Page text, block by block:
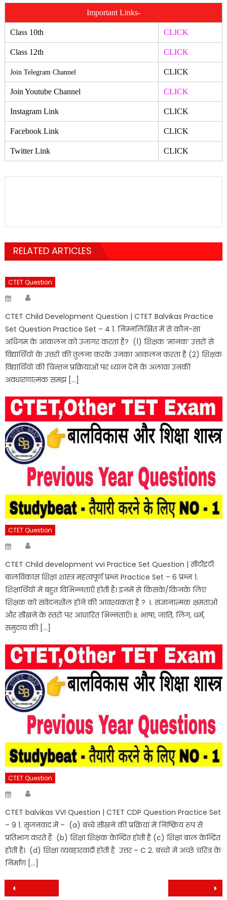
Important Links-
Class 10th CLICK
Class 12th CLICK
Join Telegram Channel CLICK
Join Youtube Channel CLICK
Instagram Link CLICK
Facebook Link CLICK
Twitter Link CLICK
RELATED ARTICLES
CTET Question
Posted
CTET Child Development Question | CTET Balvikas Practice
Set Question Practice Set – 4 1. निम्नलिखित में से कौन-सा
अधिगम के आकलन को उजागर करता है? (1) शिक्षक ‘मानक’ उत्तरों से
विद्यार्थियों के उत्तरों की तुलना करके उनका आकलन करता है (2) शिक्षक
विद्यार्थियों की चिन्तन प्रक्रियाओं पर ध्यान देने के अलावा उनकी
अवधारणात्मक समझ […]
CTET Question
Posted
CTET Child development vvi Practice Set Question | सीटीइटी
बालविकास शिक्षा शास्त्र महत्वपूर्ण प्रश्न Practice Set – 6 प्रश्न 1.
शिक्षार्थियों में बहुत विभिन्नताएँ होती हैं। इनमें से किसके/किनके लिए
शिक्षक को संवेदनशील होने की आवश्यकता है ? I. संज्ञानात्मक क्षमताओं
और सीखने के स्तरों पर आधारित भिन्नताएँ। II. भाषा, जाति, लिंग, धर्म,
समुदाय की […]
CTET Question
Posted
CTET balvikas VVI Question | CTET CDP Question Practice Set
– 9 1. सृजनवाद में – (a) बच्चे सीखने की प्रक्रिया में निष्क्रिय रूप से
प्रतिभाग करते हैं (b) शिक्षा शिक्षक केन्द्रित होती है (c) शिक्षा बाल केन्द्रित
होती है। (d) शिक्षा व्यवहारवादी होती है उत्तर – C 2. बच्चों में अच्छे चरित्र के
निर्माण […]
Post